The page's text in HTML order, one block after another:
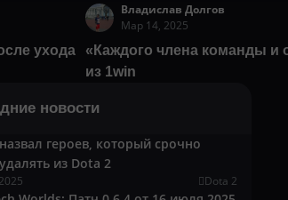
ухода
Владислав Долгов
Мар 14, 2025
«Каждого члена команды и
из 1win
новости
героев, который срочно
из Dota 2
Dota 2